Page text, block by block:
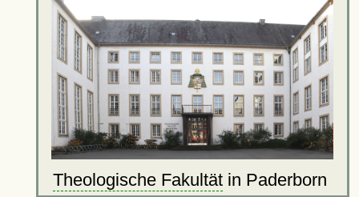
Theologische Fakultät in Paderborn